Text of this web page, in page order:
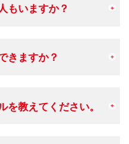
もいますか？
きますか？
教えてください。